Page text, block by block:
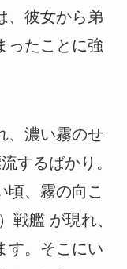
、彼女から弟
ったことに強
、濃い霧のせ
するばかり。
頃、霧の向こ
戦艦 が現れ、
す。そこにい